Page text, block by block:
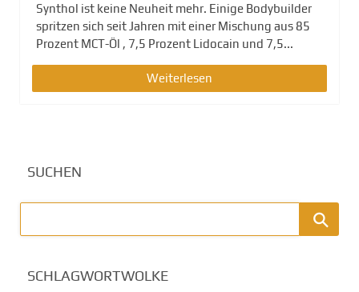
Synthol ist keine Neuheit mehr. Einige Bodybuilder
spritzen sich seit Jahren mit einer Mischung aus 85
Prozent MCT-Öl , 7,5 Prozent Lidocain und 7,5...
Weiterlesen
SUCHEN
SCHLAGWORTWOLKE